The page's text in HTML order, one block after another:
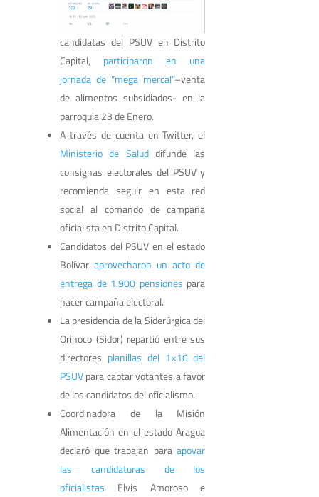
candidatas del PSUV en Distrito
Capital, participaron en una
jornada de “mega mercal”–venta
de alimentos subsidiados- en la
parroquia 23 de Enero.
A través de cuenta en Twitter, el
Ministerio de Saluddifunde las
consignas electorales del PSUV y
recomienda seguir en esta red
social al comando de campaña
oficialista en Distrito Capital.
Candidatos del PSUV en el estado
Bolívaraprovecharon un acto de
entrega de 1.900 pensiones para
hacer campaña electoral.
La presidencia de la Siderúrgica del
Orinoco (Sidor) repartió entre sus
directores planillas del 1×10 del
PSUVpara captar votantes a favor
de los candidatos del oficialismo.
Coordinadora de la Misión
Alimentación en el estado Aragua
declaró que trabajan paraapoyar
las candidaturas de los
oficialistas Elvis Amoroso e